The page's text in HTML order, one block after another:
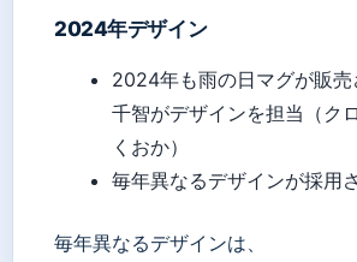
2024年デザイン
2024年も雨の日マグが販売
千智がデザインを担当（ク
くおか）
毎年異なるデザインが採用
毎年異なるデザインは、